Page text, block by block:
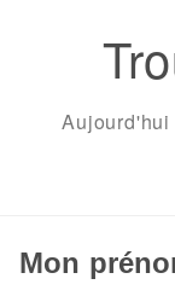
Aujourd'hui
Mon